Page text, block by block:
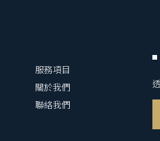
服務項目
關於我們
聯絡我們